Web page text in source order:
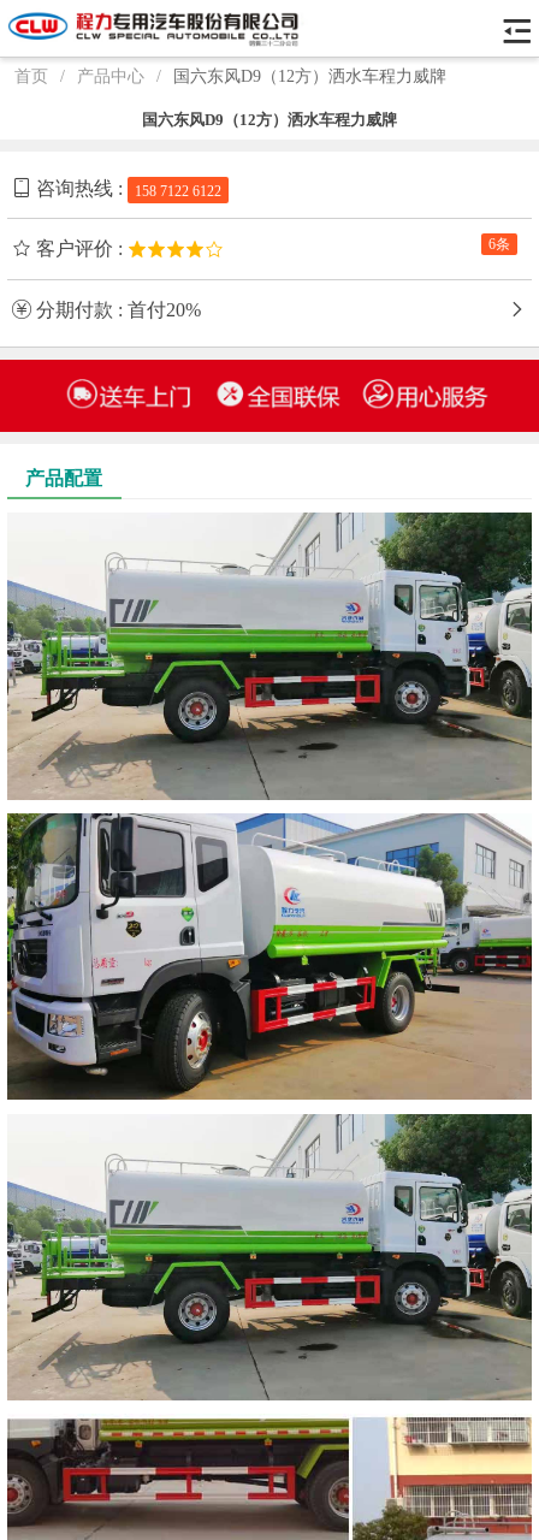
首页 / 产品中心 / 国六东风D9（12方）洒水车程力威牌
国六东风D9（12方）洒水车程力威牌
咨询热线 : 158 7122 6122
6条
客户评价 :
分期付款 : 首付20%
产品配置